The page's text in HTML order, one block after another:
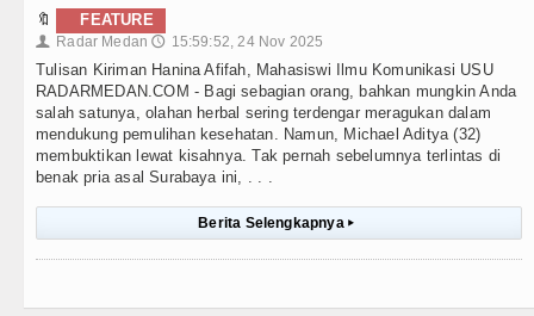
🔖 FEATURE
👤 Radar Medan 🕔 15:59:52, 24 Nov 2025
Tulisan Kiriman Hanina Afifah, Mahasiswi Ilmu Komunikasi USU
RADARMEDAN.COM - Bagi sebagian orang, bahkan mungkin Anda
salah satunya, olahan herbal sering terdengar meragukan dalam
mendukung pemulihan kesehatan. Namun, Michael Aditya (32)
membuktikan lewat kisahnya. Tak pernah sebelumnya terlintas di
benak pria asal Surabaya ini, . . .
Berita Selengkapnya ▸